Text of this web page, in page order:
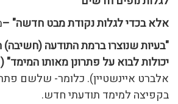
אלא בכדי לגלות נקודת מבט חדשה" –
"בעיות שנוצרו ברמת התודעה (חשיבה)
יכולות לבוא על פתרונן מאותו המימד" (
אלברט איינשטיין). כלומר- שלשם
בקפיצה למימד תודעתי חדש.